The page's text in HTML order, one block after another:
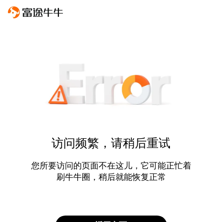
访问频繁，请稍后重试
您所要访问的页面不在这儿，它可能正忙着
刷牛牛圈，稍后就能恢复正常